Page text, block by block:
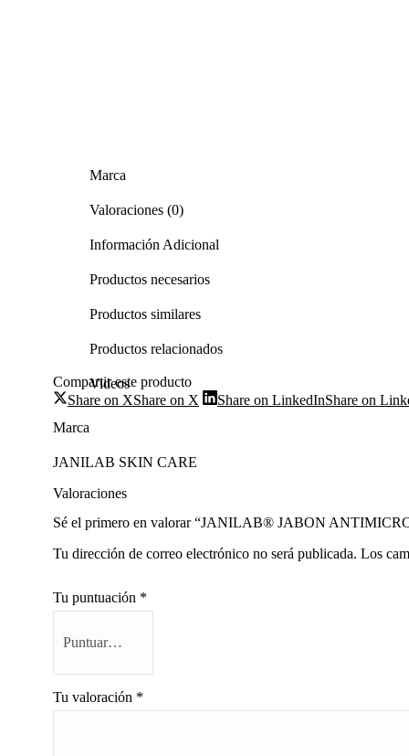
Compartir este producto
Share on XShare on X Share on LinkedInShare on
Marca
Valoraciones (0)
Información Adicional
Productos necesarios
Productos similares
Productos relacionados
Videos
Marca
JANILAB SKIN CARE
Valoraciones
Sé el primero en valorar “JANILAB® JABON
Tu dirección de correo electrónico no será publicada. Los
Tu puntuación *
Tu valoración *